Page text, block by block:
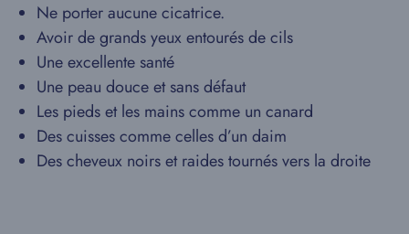
Ne porter aucune cicatrice.
Avoir de grands yeux entourés de cils
Une excellente santé
Une peau douce et sans défaut
Les pieds et les mains comme un canard
Des cuisses comme celles d’un daim
Des cheveux noirs et raides tournés vers la droite